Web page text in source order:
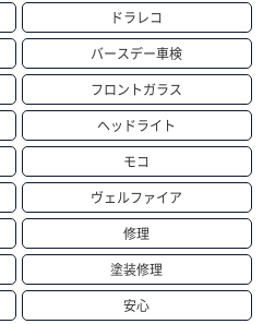
ドラレコ
バースデー車検
フロントガラス
ヘッドライト
モコ
ヴェルファイア
修理
塗装修理
安心